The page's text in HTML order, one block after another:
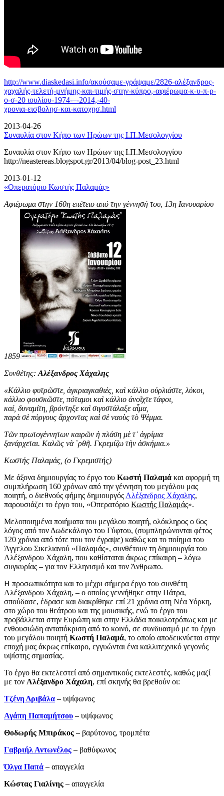
http://www.diaskedasi.info/ακούσαμε-γράψαμε/2826-αλέξανδρος-
χαχαλής-τελετή-μνήμης-και-τιμής-στην-κύπρο,-αφιέρωμα-κ-υ-π-ρ-
ο-σ-20 ιουλίου-1974-–-2014,-40-
χρονια-εισβολησ-και-κατοχησ.html
2013-04-26
Συναυλία στον Κήπο των Ηρώων της Ι.Π.Μεσολογγίου
Συναυλία στον Κήπο των Ηρώων της Ι.Π.Μεσολογγίου
http://neastereas.blogspot.gr/2013/04/blog-post_23.html
2013-01-12
«Οπερατόριο Κωστής Παλαμάς»
Αφιέρωμα στην 160η επέτειο από την γέννησή του, 13η Ιανουαρίου
1859
Συνθέτης: Αλέξανδρος Χάχαλης
«Κάλλιο φυτρῶστε, ἀγκριαγκαθιές, καὶ κάλλιο οὐρλιάστε, λύκοι,
κάλλιο φουσκῶστε, πόταμοι καὶ κάλλιο ἀνοῖχτε τάφοι,
καί, δυναμίτη, βρόντηξε καὶ σιγοστάλαξε αἷμα,
παρὰ σὲ πύργους ἄρχοντας καὶ σὲ ναοὺς τὸ Ψέμμα.
Τῶν πρωτογέννητων καιρῶν ἡ πλάση μὲ τ᾿ ἀγρίμια
ξανάρχεται. Καλῶς νὰ ῾ρθῆ. Γκρεμίζω τὴν ἀσκήμια.»
Κωστής Παλαμάς, (ο Γκρεμιστής)
Με άξονα δημιουργίας το έργο του Κωστή Παλαμά και αφορμή τη
συμπλήρωση 160 χρόνων από την γέννηση του μεγάλου μας
ποιητή, ο διεθνούς φήμης δημιουργός Αλέξανδρος Χάχαλης,
παρουσιάζει το έργο του, «Οπερατόριο Κωστής Παλαμάς».
Μελοποιημένα ποιήματα του μεγάλου ποιητή, ολόκληρος ο 6ος
λόγος από τον Δωδεκάλογο του Γύφτου, (συμπληρώνονται φέτος
120 χρόνια από τότε που τον έγραψε) καθώς και το ποίημα του
Άγγελου Σικελιανού «Παλαμάς», συνθέτουν τη δημιουργία του
Αλέξανδρου Χάχαλη, που καθίσταται άκρως επίκαιρη – λόγω
συγκυρίας – για τον Ελληνισμό και τον Άνθρωπο.
Η προσωπικότητα και το μέχρι σήμερα έργο του συνθέτη
Αλέξανδρου Χάχαλη, – ο οποίος γεννήθηκε στην Πάτρα,
σπούδασε, έδρασε και διακρίθηκε επί 21 χρόνια στη Νέα Υόρκη,
στο χώρο του θεάτρου και της μουσικής, ενώ το έργο του
προβάλλεται στην Ευρώπη και στην Ελλάδα ποικιλοτρόπως και με
ενθουσιώδη ανταπόκριση από το κοινό, σε συνδυασμό με το έργο
του μεγάλου ποιητή Κωστή Παλαμά, το οποίο αποδεικνύεται στην
εποχή μας άκρως επίκαιρο, εγγυώνται ένα καλλιτεχνικό γεγονός
υψίστης σημασίας.
Το έργο θα εκτελεστεί από σημαντικούς εκτελεστές, καθώς μαζί
με τον Αλέξανδρο Χάχαλη, επί σκηνής θα βρεθούν οι:
Τζένη Δριβάλα – υψίφωνος
Αγάπη Παπαμήτσου – υψίφωνος
Θοδωρής Μπιράκος – βαρύτονος, τρομπέτα
Γαβριήλ Αντωνέλος – βαθύφωνος
Όλγα Παπά – απαγγελία
Κώστας Γιαλίνης ­– απαγγελία